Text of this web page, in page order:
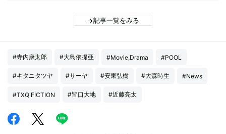
記事一覧をみる
#寺内康太郎 #大島依提亜 #Movie,Drama #POOL
#キタニタツヤ #サーヤ #安東弘樹 #大森時生 #News
#TXQ FICTION #皆口大地 #近藤亮太